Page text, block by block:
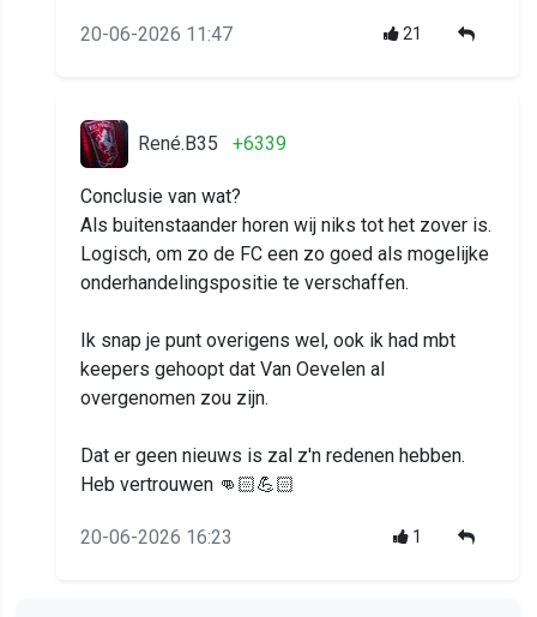
20-06-2026 11:47 21
René.B35 +6339
Conclusie van wat?
Als buitenstaander horen wij niks tot het zover is.
Logisch, om zo de FC een zo goed als mogelijke
onderhandelingspositie te verschaffen.
Ik snap je punt overigens wel, ook ik had mbt
keepers gehoopt dat Van Oevelen al
overgenomen zou zijn.
Dat er geen nieuws is zal z'n redenen hebben.
Heb vertrouwen 👊🏻💪🏻
20-06-2026 16:23 1